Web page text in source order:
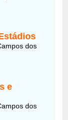
dos
e
dos